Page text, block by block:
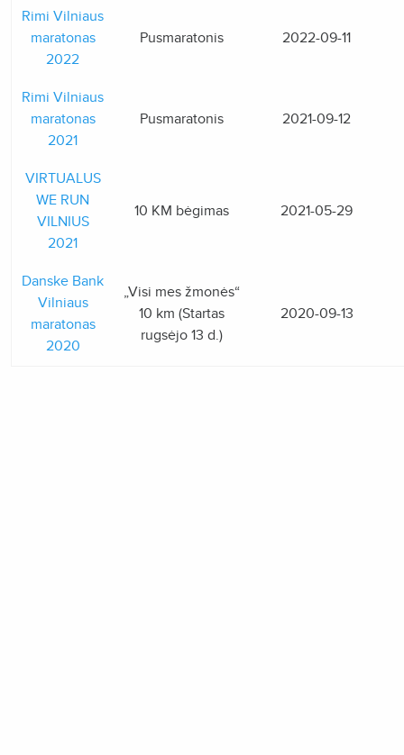
Rimi Vilniaus
maratonas
2022
Pusmaratonis 2022-09-11
Rimi Vilniaus
maratonas
2021
Pusmaratonis 2021-09-12
VIRTUALUS
WE RUN
VILNIUS
2021
10 KM bėgimas 2021-05-29
Danske Bank
Vilniaus
maratonas
2020
„Visi mes žmonės“
10 km (Startas
rugsėjo 13 d.)
2020-09-13